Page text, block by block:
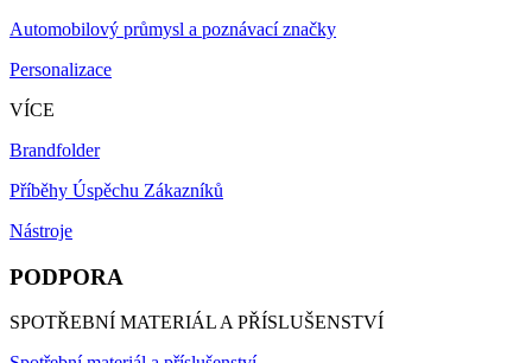
Automobilový průmysl a poznávací značky
Personalizace
VÍCE
Brandfolder
Příběhy Úspěchu Zákazníků
Nástroje
PODPORA
SPOTŘEBNÍ MATERIÁL A PŘÍSLUŠENSTVÍ